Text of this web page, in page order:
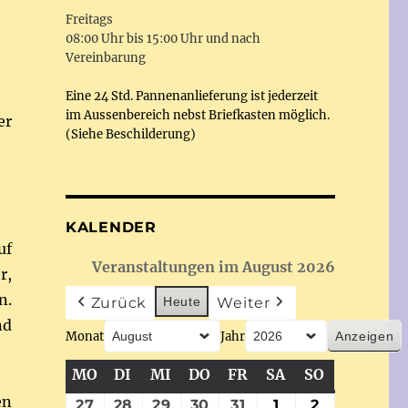
Freitags
08:00 Uhr bis 15:00 Uhr und nach
Vereinbarung
Eine 24 Std. Pannenanlieferung ist jederzeit
im Aussenbereich nebst Briefkasten möglich.
(Siehe Beschilderung)
KALENDER
Veranstaltungen im August 2026
Zurück Heute Weiter
Monat Jahr
MOMONTAG
DI DIENSTAG
MI MITTWOCH
DODONNERSTAG
FRFREITAG
SASAMSTAG
SO